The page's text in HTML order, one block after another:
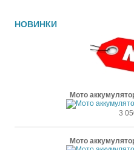
НОВИНКИ
Мото
3
Мото